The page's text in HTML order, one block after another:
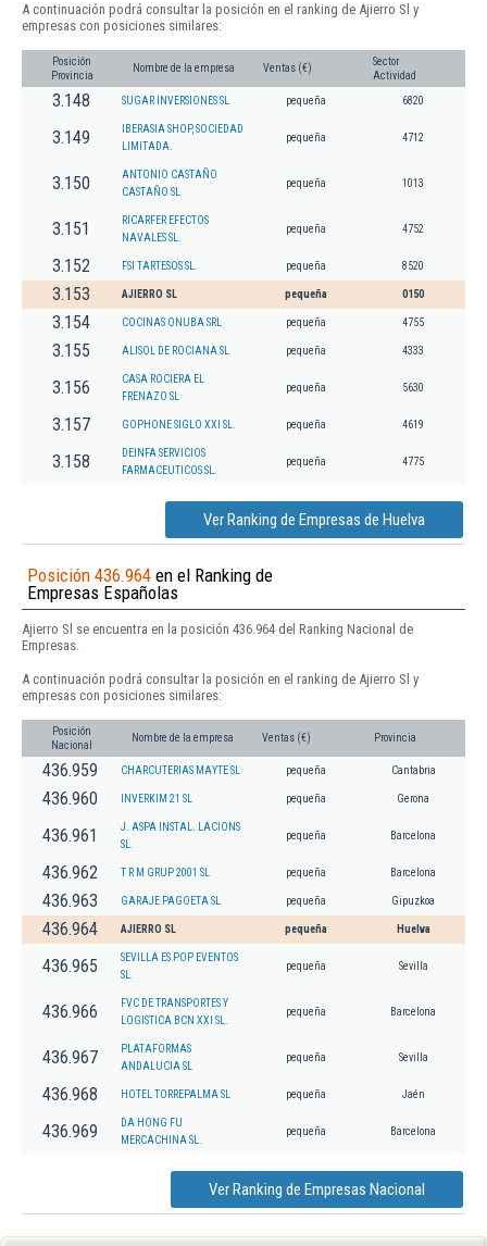
A continuación podrá consultar la posición en el ranking de Ajierro Sl y
empresas con posiciones similares:
Posición
Provincia
Nombre de la empresa Ventas (€)
Sector
Actividad
3.148 SUGAR INVERSIONES SL pequeña 6820
3.149
IBERASIA SHOP, SOCIEDAD
LIMITADA.
pequeña 4712
3.150
ANTONIO CASTAÑO
CASTAÑO SL
pequeña 1013
3.151
RICARFER EFECTOS
NAVALES SL.
pequeña 4752
3.152 FSI TARTESOS SL. pequeña 8520
3.153 AJIERRO SL pequeña 0150
3.154 COCINAS ONUBA SRL pequeña 4755
3.155 ALISOL DE ROCIANA SL pequeña 4333
3.156
CASA ROCIERA EL
FRENAZO SL
pequeña 5630
3.157 GOPHONE SIGLO XXI SL. pequeña 4619
3.158
DEINFA SERVICIOS
FARMACEUTICOS SL.
pequeña 4775
Ver Ranking de Empresas de Huelva
Posición 436.964 en el Ranking de
Empresas Españolas
Ajierro Sl se encuentra en la posición 436.964 del Ranking Nacional de
Empresas.
A continuación podrá consultar la posición en el ranking de Ajierro Sl y
empresas con posiciones similares:
Posición
Nacional
Nombre de la empresa Ventas (€) Provincia
436.959 CHARCUTERIAS MAYTE SL pequeña Cantabria
436.960 INVERKIM 21 SL pequeña Gerona
436.961
J. ASPA INSTAL. LACIONS
SL.
pequeña Barcelona
436.962 T R M GRUP 2001 SL pequeña Barcelona
436.963 GARAJE PAGOETA SL pequeña Gipuzkoa
436.964 AJIERRO SL pequeña Huelva
436.965
SEVILLA ES POP EVENTOS
SL.
pequeña Sevilla
436.966
FVC DE TRANSPORTES Y
LOGISTICA BCN XXI SL.
pequeña Barcelona
436.967
PLATAFORMAS
ANDALUCIA SL
pequeña Sevilla
436.968 HOTEL TORREPALMA SL pequeña Jaén
436.969
DA HONG FU
MERCACHINA SL.
pequeña Barcelona
Ver Ranking de Empresas Nacional